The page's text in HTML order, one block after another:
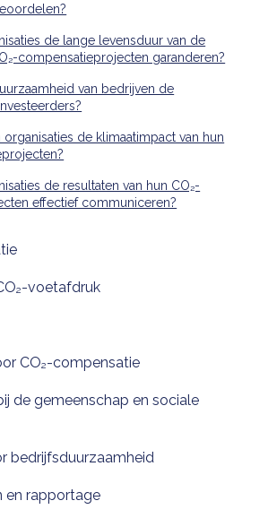
de lange levensduur van de
compensatieprojecten garanderen?
van bedrijven de
organisaties de klimaatimpact van hun
de resultaten van hun CO₂-
effectief communiceren?
voetafdruk
CO₂-compensatie
de gemeenschap en sociale
bedrijfsduurzaamheid
en rapportage